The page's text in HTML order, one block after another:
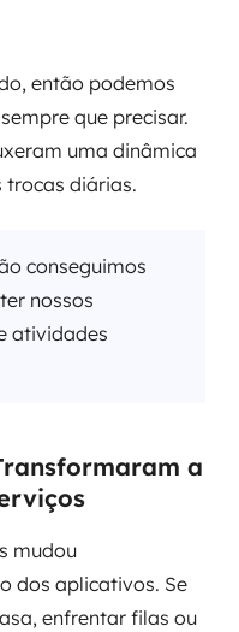
então podemos
que precisar.
uma dinâmica
diárias.
conseguimos
nossos
atividades
a
mudou
dos aplicativos. Se
enfrentar filas ou